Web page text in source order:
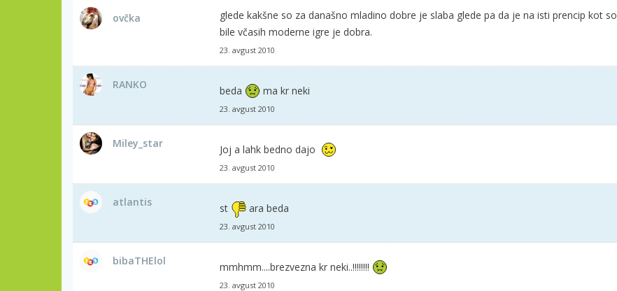
ovčka
glede kakšne so za današno mladino dobre je slaba glede pa da je na isti prencip kot so
bile včasih moderne igre je dobra.
23. avgust 2010
RANKO beda ma kr neki
23. avgust 2010
Miley_star Joj a lahk bedno dajo
23. avgust 2010
atlantis st ara beda
23. avgust 2010
bibaTHElol mmhmm....brezvezna kr neki..!!!!!!!!
23. avgust 2010